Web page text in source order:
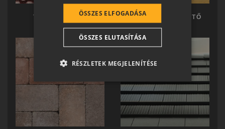
TERRÁN TETŐ TERRÁN KÉSZTETŐ
CROATIAN
SR
RO-HU
ITALIAN
ÖSSZES ELFOGADÁSA
ÖSSZES ELUTASÍTÁSA
RÉSZLETEK MEGJELENÍTÉSE